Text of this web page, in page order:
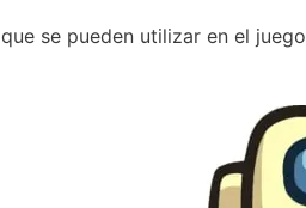
que se pueden utilizar en el juego